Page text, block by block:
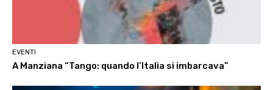
EVENTI
A Manziana “Tango: quando l’Italia si imbarcava”